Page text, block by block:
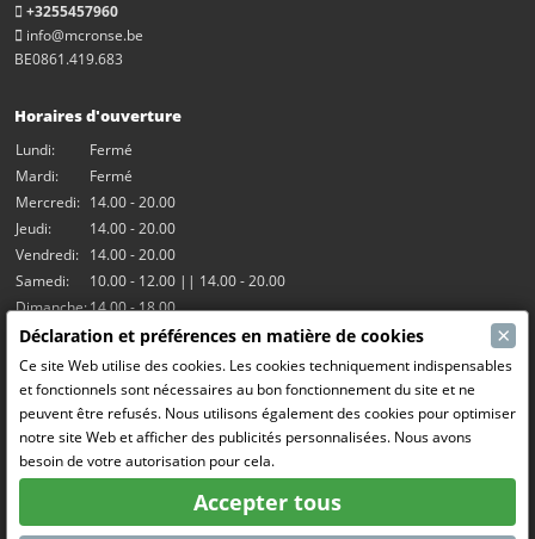
+3255457960
info@mcronse.be
BE0861.419.683
Horaires d'ouverture
Lundi:
Fermé
Mardi:
Fermé
Mercredi: 14.00 - 20.00
Jeudi:
14.00 - 20.00
Vendredi: 14.00 - 20.00
Samedi:
10.00 - 12.00 || 14.00 - 20.00
Dimanche:14.00 - 18.00
Nos activités
Salle Hangar7
Le RC Drift
RC Bangers (Demolition Derby)
Fun and Friends
Médias sociaux
Déclaration et préférences en matière de cookies ×
Ce site Web utilise des cookies. Les cookies techniquement indispensables
et fonctionnels sont nécessaires au bon fonctionnement du site et ne
peuvent être refusés. Nous utilisons également des cookies pour optimiser
notre site Web et afficher des publicités personnalisées. Nous avons
besoin de votre autorisation pour cela.
Accepter tous